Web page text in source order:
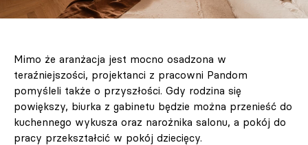
Mimo że aranżacja jest mocno osadzona w
teraźniejszości, projektanci z pracowni Pandom
pomyśleli także o przyszłości. Gdy rodzina się
powiększy, biurka z gabinetu będzie można przenieść do
kuchennego wykusza oraz narożnika salonu, a pokój do
pracy przekształcić w pokój dziecięcy.